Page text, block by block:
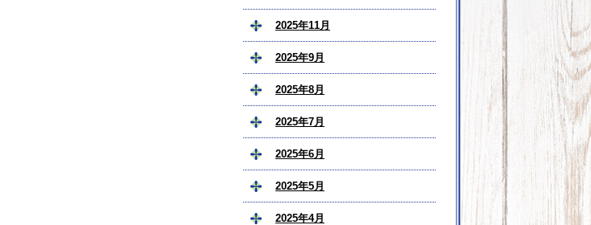
2025年11月
2025年9月
2025年8月
2025年7月
2025年6月
2025年5月
2025年4月